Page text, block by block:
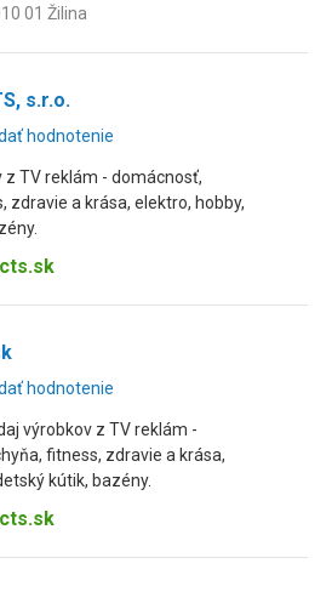
01 Žilina
s.r.o.
hodnotenie
z TV reklám - domácnosť,
zdravie a krása, elektro, hobby,
hodnotenie
výrobkov z TV reklám -
fitness, zdravie a krása,
kútik, bazény.